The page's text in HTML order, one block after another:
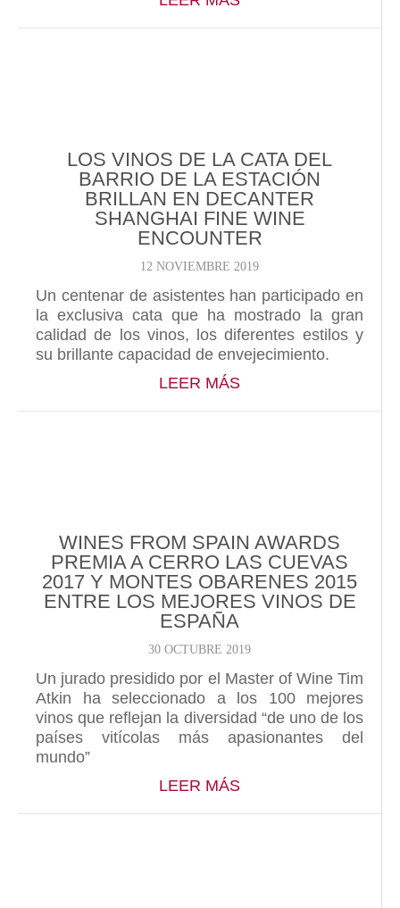
LOS VINOS DE LA CATA DEL
BARRIO DE LA ESTACIÓN
BRILLAN EN DECANTER
SHANGHAI FINE WINE
ENCOUNTER
12 NOVIEMBRE 2019
Un centenar de asistentes han participado en
la exclusiva cata que ha mostrado la gran
calidad de los vinos, los diferentes estilos y
su brillante capacidad de envejecimiento.
LEER MÁSABOUT LOS VINOS
WINES FROM SPAIN AWARDS
PREMIA A CERRO LAS CUEVAS
2017 Y MONTES OBARENES 2015
ENTRE LOS MEJORES VINOS DE
ESPAÑA
30 OCTUBRE 2019
Un jurado presidido por el Master of Wine Tim
Atkin ha seleccionado a los 100 mejores
vinos que reflejan la diversidad “de uno de los
países vitícolas más apasionantes del
mundo”
LEER MÁSABOUT WINES